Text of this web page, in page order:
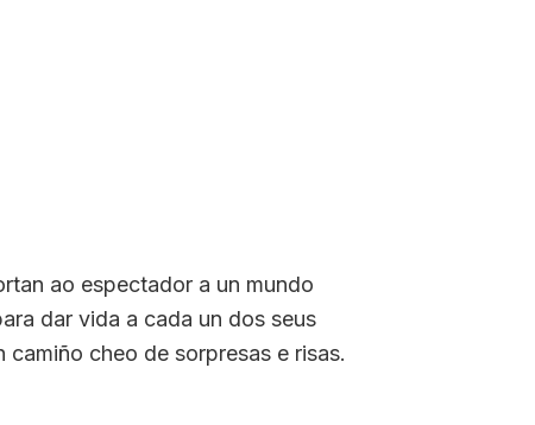
ao espectador a un mundo
dar vida a cada un dos seus
cheo de sorpresas e risas.